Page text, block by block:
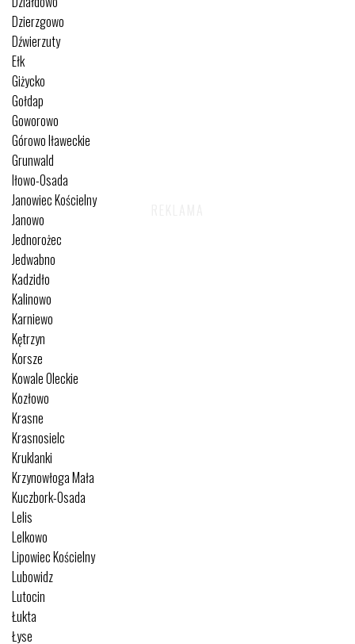
Dzierzgowo
Dźwierzuty
Ełk
Giżycko
Gołdap
Goworowo
Górowo Iławeckie
Grunwald
Iłowo-Osada
Janowiec Kościelny
Janowo
Jednorożec
Jedwabno
Kadzidło
Kalinowo
Karniewo
Kętrzyn
Korsze
Kowale Oleckie
Kozłowo
Krasne
Krasnosielc
Kruklanki
Krzynowłoga Mała
Kuczbork-Osada
Lelis
Lelkowo
Lipowiec Kościelny
Lubowidz
Lutocin
Łukta
Łyse